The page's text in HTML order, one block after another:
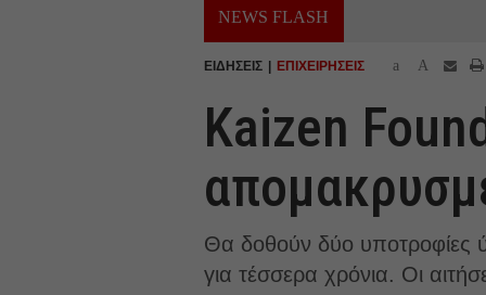
NEWS FLASH
ΕΙΔΗΣΕΙΣ ΕΠΙΧΕΙΡΗΣΕΙΣ a A
Kaizen
Θα δοθούν δύο υποτροφίες
για τέσσερα χρόνια. Οι